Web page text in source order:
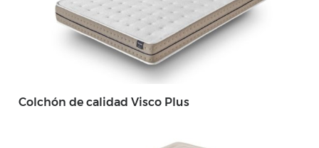
Colchón de calidad Visco Plus